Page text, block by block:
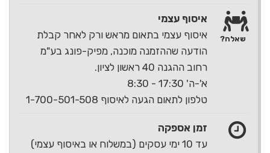
איסוף עצמי
איסוף עצמי בתאום מראש ורק לאחר קבלת
הודעה שההזמנה מוכנה, מפיק-פונג בע"מ
רחוב ההגנה 40 ראשון לציון.
א'-ה' 17:30 - 8:30
טלפון לתאום הגעה לאיסוף 1-700-501-508
זמן אספקה
עד 10 ימי עסקים (במשלוח או באיסוף עצמי)
שאלה?